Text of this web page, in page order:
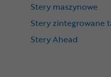
Stery maszynowe
Stery zintegrowane
Stery Ahead